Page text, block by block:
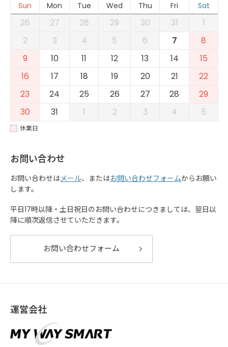
Sun
Mon Tue Wed Thu Fri Sat
26 27 28 29 30 31
1
2
3 4 5 6 7
8
9
10 11 12 13 14
15
16
17 18 19 20 21
22
23
24 25 26 27 28
29
30
31 1 2 3 4 5
休業日
お問い合わせ
お問い合わせはメール、またはお問い合わせフォームからお願い
します。
平日17時以降・土日祝日のお問い合わせにつきましては、翌日以
降に順次返信させていただきます。
お問い合わせフォーム
運営会社